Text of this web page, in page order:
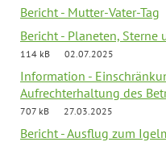
Bericht - Mutter-Vater-Tag
Bericht - Planeten, Sterne
114 kB
02.07.2025
Information -
Aufrechterhaltung des
707 kB
27.03.2025
Bericht - Ausflug zum